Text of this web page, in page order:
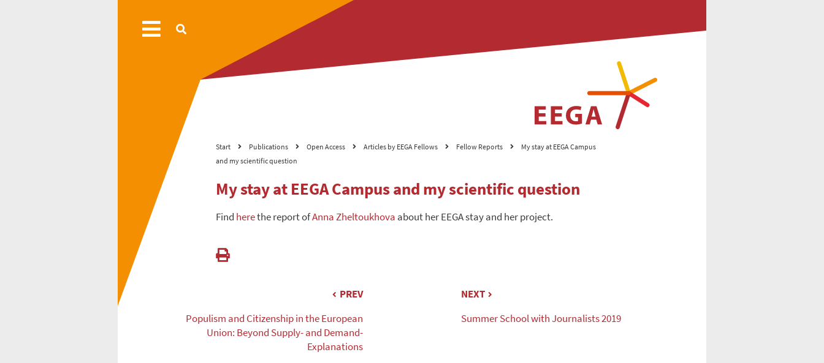
Start Publications Open Access Articles by EEGA Fellows Fellow Reports
My stay at EEGA Campus
and my scientific question
My stay at EEGA Campus and my scientific question
Find herethe report ofAnna Zheltoukhova about her EEGA stay and her project.
PREV
Populism and Citizenship in the European
Union: Beyond Supply- and Demand-
Explanations
NEXT
Summer School with Journalists 2019